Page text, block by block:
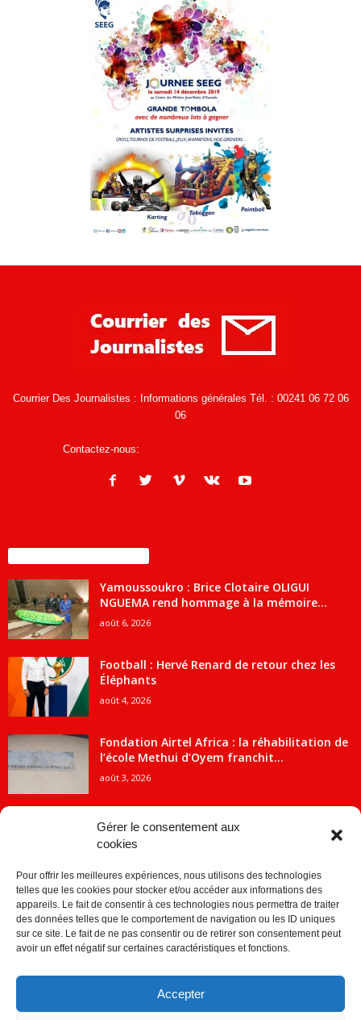
Gérer le consentement aux
cookies
Pour offrir les meilleures expériences, nous utilisons des technologies
telles que les cookies pour stocker et/ou accéder aux informations des
appareils. Le fait de consentir à ces technologies nous permettra de traiter
des données telles que le comportement de navigation ou les ID uniques
sur ce site. Le fait de ne pas consentir ou de retirer son consentement peut
avoir un effet négatif sur certaines caractéristiques et fonctions.
Accepter
Courrier Des Journalistes : Informations générales Tél. : 00241 06 72 06
06
Contactez-nous:
Yamoussoukro : Brice Clotaire OLIGUI
NGUEMA rend hommage à la mémoire...
août 6, 2026
Football : Hervé Renard de retour chez les
Éléphants
août 4, 2026
Fondation Airtel Africa : la réhabilitation de
l’école Methui d’Oyem franchit...
août 3, 2026
CATÉGORIE POPULAIRE
ACTUALITES
Economie 2091
1840
Société
Sport 859